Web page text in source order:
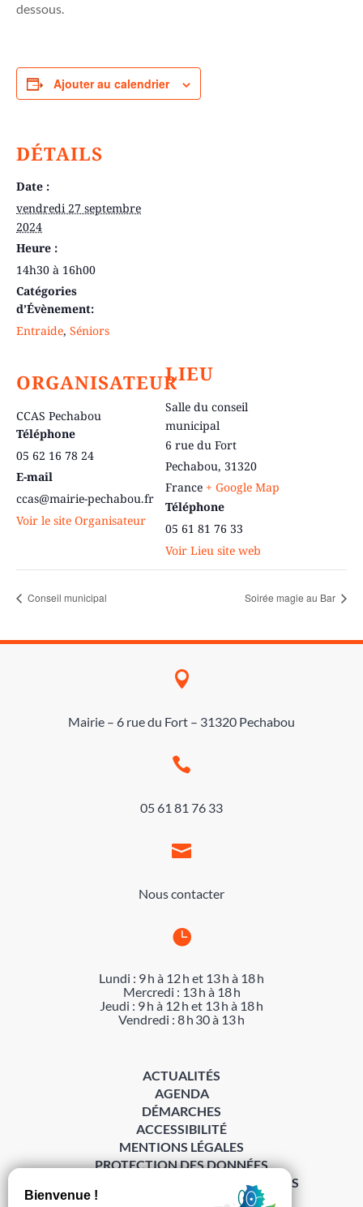
dessous.
Ajouter au calendrier
DÉTAILS
Date :
vendredi 27 septembre
2024
Heure :
14h30 à 16h00
Catégories
d’Évènement:
Entraide, Séniors
ORGANISATEUR
CCAS Pechabou
Téléphone
05 62 16 78 24
E-mail
ccas@mairie-pechabou.fr
Voir le site Organisateur
LIEU
Salle du conseil
municipal
6 rue du Fort
Pechabou, 31320
France + Google Map
Téléphone
05 61 81 76 33
Voir Lieu site web
Conseil municipal Soirée magie au Bar

Mairie – 6 rue du Fort – 31320 Pechabou

05 61 81 76 33

Nous contacter

Lundi : 9 h à 12 h et 13 h à 18 h
Mercredi : 13 h à 18 h
Jeudi : 9 h à 12 h et 13 h à 18 h
Vendredi : 8 h 30 à 13 h
ACTUALITÉS
AGENDA
DÉMARCHES
ACCESSIBILITÉ
MENTIONS LÉGALES
PROTECTION DES DONNÉES
POLITIQUE DE GESTION DES COOKIES